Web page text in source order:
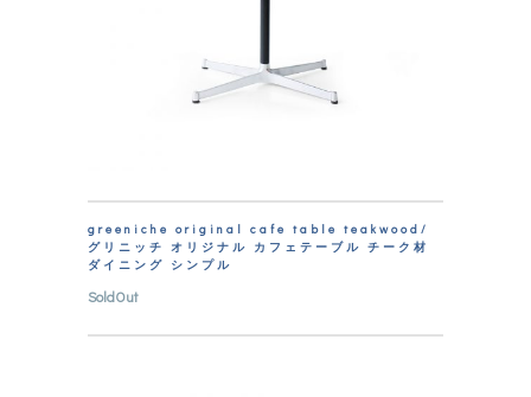
greeniche original cafe table teakwood/
グリニッチ オリジナル カフェテーブル チーク材
ダイニング シンプル
SoldOut